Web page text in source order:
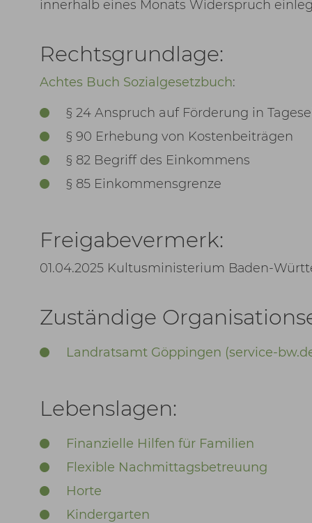
innerhalb eines Monats Widerspruch
Rechtsgrundlage:
Achtes Buch Sozialgesetzbuch:
§ 24 Anspruch auf Förderung in
§ 90 Erhebung von Kostenbeiträgen
§ 82 Begriff des Einkommens
§ 85 Einkommensgrenze
Freigabevermerk:
01.04.2025 Kultusministerium Baden-
Zuständige
Landratsamt Göppingen (service-
Lebenslagen:
Finanzielle Hilfen für Familien
Flexible Nachmittagsbetreuung
Horte
Kindergarten